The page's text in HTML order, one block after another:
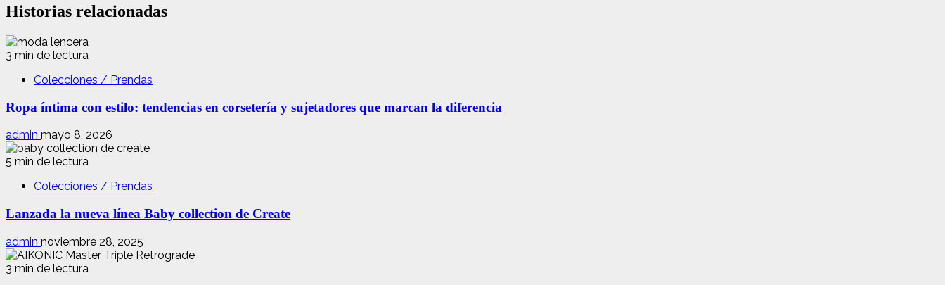
Historias relacionadas
3 min de lectura
Colecciones / Prendas
Ropa íntima con estilo: tendencias en corsetería y sujetadores que marcan la diferencia
admin mayo 8, 2026
5 min de lectura
Colecciones / Prendas
Lanzada la nueva línea Baby collection de Create
admin noviembre 28, 2025
3 min de lectura